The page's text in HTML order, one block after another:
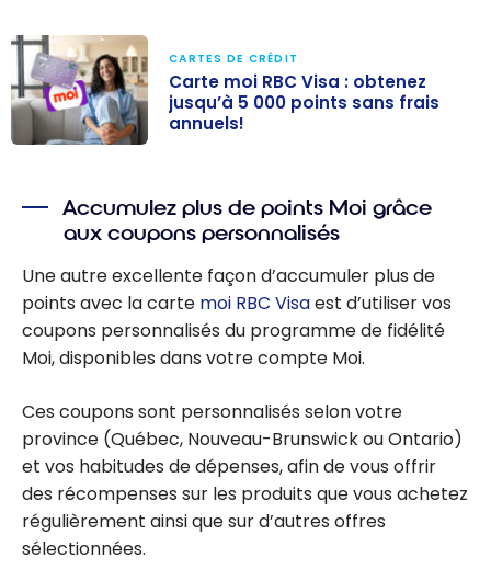
jusqu’à 5 000
points sans
frais annuels!
CARTES DE CRÉDIT
Carte moi RBC Visa : obtenez
jusqu’à 5 000 points sans frais
annuels!
Accumulez plus de points Moi grâce
aux coupons personnalisés
Une autre excellente façon d’accumuler plus de
points avec la carte moi RBC Visaest d’utiliser vos
coupons personnalisés du programme de fidélité
Moi, disponibles dans votre compte Moi.
Ces coupons sont personnalisés selon votre
province (Québec, Nouveau-Brunswick ou Ontario)
et vos habitudes de dépenses, afin de vous offrir
des récompenses sur les produits que vous achetez
régulièrement ainsi que sur d’autres offres
sélectionnées.